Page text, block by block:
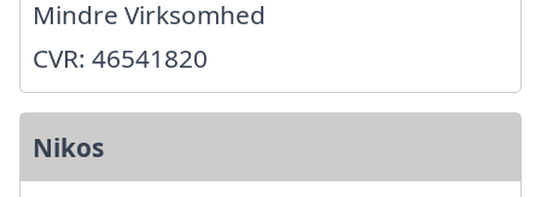
Mindre Virksomhed
CVR: 46541820
Nikos